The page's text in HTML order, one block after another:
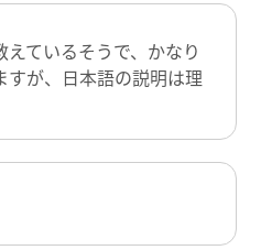
ているそうで、かなり
が、日本語の説明は理